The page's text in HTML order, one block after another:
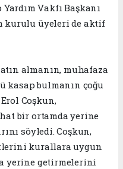
Vakfı Başkanı
kurulu üyeleri de aktif
almanın, muhafaza
kasap bulmanın çoğu
Coşkun,
bir ortamda yerine
söyledi. Coşkun,
kurallara uygun
yerine getirmelerini